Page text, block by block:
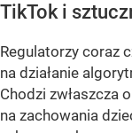
TikTok i
Regulatorzy coraz
na działanie
Chodzi zwłaszcza
na zachowania